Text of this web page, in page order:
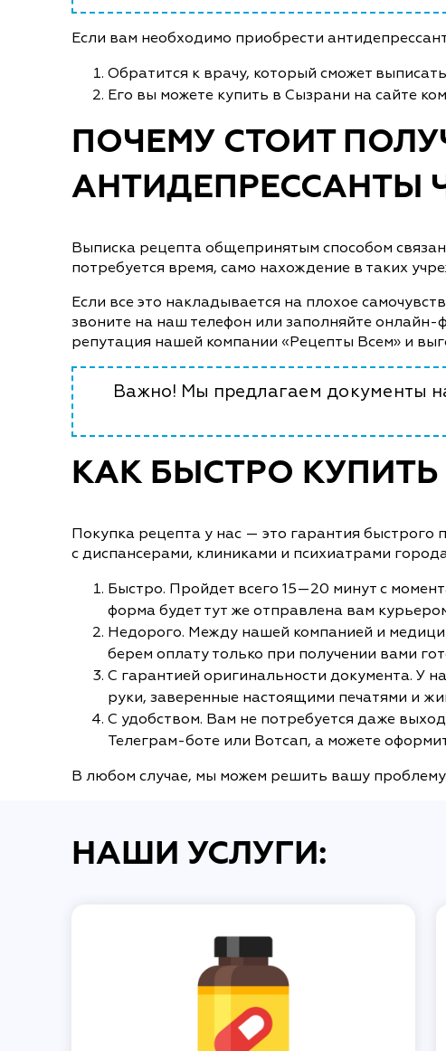
Если вам необходимо приобрести
Обратится к врачу, который сможет
Его вы можете купить в Сызрани на сайте
ПОЧЕМУ СТОИТ
АНТИДЕПРЕССАНТЫ
Выписка рецепта общепринятым способом
потребуется время, само нахождение в таких
Если все это накладывается на плохое
звоните на наш телефон или заполняйте
репутация нашей компании «Рецепты Всем» и
Важно! Мы предлагаем документы
КАК БЫСТРО
Покупка рецепта у нас — это гарантия
с диспансерами, клиниками и психиатрами
Быстро. Пройдет всего 15—20 минут с
форма будет тут же отправлена вам
Недорого. Между нашей компанией и
берем оплату только при получении вами
С гарантией оригинальности документа. У
руки, заверенные настоящими печатями и
С удобством. Вам не потребуется даже
Телеграм-боте или Вотсап, а можете
В любом случае, мы можем решить вашу
НАШИ УСЛУГИ: